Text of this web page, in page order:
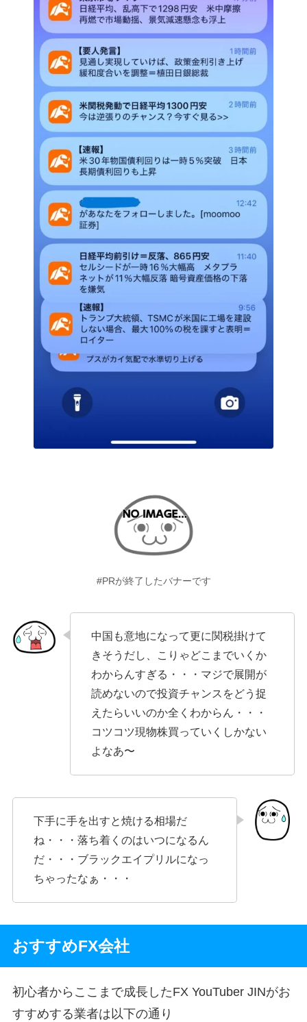
#PRが終了したバナーです
中国も意地になって更に関税掛けて
きそうだし、こりゃどこまでいくか
わからんすぎる・・・マジで展開が
読めないので投資チャンスをどう捉
えたらいいのか全くわからん・・・
コツコツ現物株買っていくしかない
よなあ〜
下手に手を出すと焼ける相場だ
ね・・・落ち着くのはいつになるん
だ・・・ブラックエイプリルになっ
ちゃったなぁ・・・
おすすめFX会社
初心者からここまで成長したFX YouTuber JINがお
すすめする業者は以下の通り